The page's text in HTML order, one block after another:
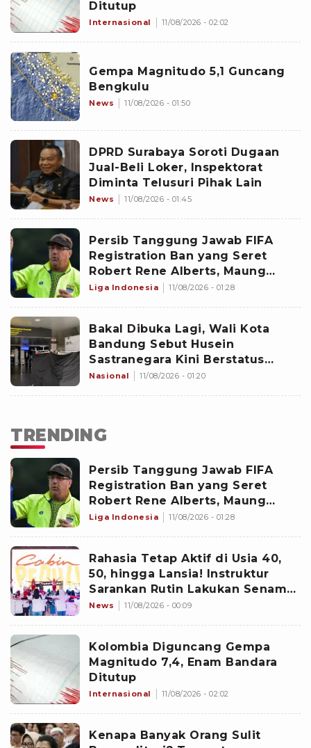
Ditutup
Internasional 11/08/2026 - 02:02
Gempa Magnitudo 5,1 Guncang
Bengkulu
News 11/08/2026 - 01:50
DPRD Surabaya Soroti Dugaan
Jual-Beli Loker, Inspektorat
Diminta Telusuri Pihak Lain
News 11/08/2026 - 01:45
Persib Tanggung Jawab FIFA
Registration Ban yang Seret
Robert Rene Alberts, Maung
Bandung Selesaikan Bursa
Liga Indonesia 11/08/2026 - 01:28
Bakal Dibuka Lagi, Wali Kota
Bandung Sebut Husein
Sastranegara Kini Berstatus
Bandar Udara Internasional
Nasional 11/08/2026 - 01:20
TRENDING
Persib Tanggung Jawab FIFA
Registration Ban yang Seret
Robert Rene Alberts, Maung
Bandung Selesaikan Bursa
Liga Indonesia 11/08/2026 - 01:28
Rahasia Tetap Aktif di Usia 40,
50, hingga Lansia! Instruktur
Sarankan Rutin Lakukan Senam
Ini
News 11/08/2026 - 00:09
Kolombia Diguncang Gempa
Magnitudo 7,4, Enam Bandara
Ditutup
Internasional 11/08/2026 - 02:02
Kenapa Banyak Orang Sulit